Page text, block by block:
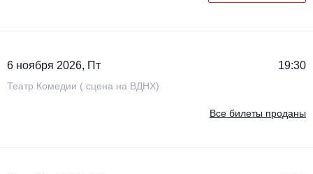
6 ноября 2026, Пт 19:30
Театр Комедии ( сцена на ВДНХ)
Все билеты проданы